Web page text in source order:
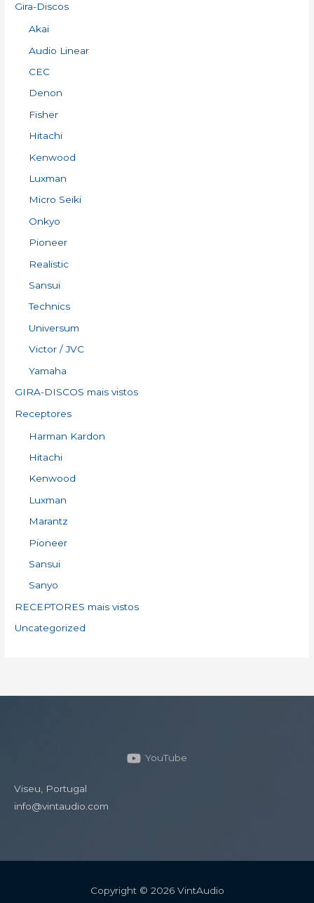
Gira-Discos
Akai
Audio Linear
CEC
Denon
Fisher
Hitachi
Kenwood
Luxman
Micro Seiki
Onkyo
Pioneer
Realistic
Sansui
Technics
Universum
Victor / JVC
Yamaha
GIRA-DISCOS mais vistos
Receptores
Harman Kardon
Hitachi
Kenwood
Luxman
Marantz
Pioneer
Sansui
Sanyo
RECEPTORES mais vistos
Uncategorized
YouTube
Viseu, Portugal
info@vintaudio.com
Copyright © 2026 VintAudio